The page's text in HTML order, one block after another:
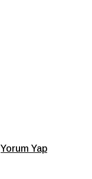
Yorum Yap